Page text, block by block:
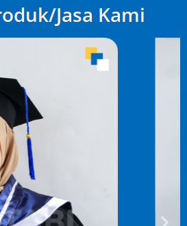
Jasa Kami